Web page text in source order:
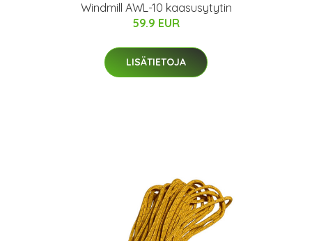
Windmill AWL-10 kaasusytytin
59.9 EUR
LISÄTIETOJA